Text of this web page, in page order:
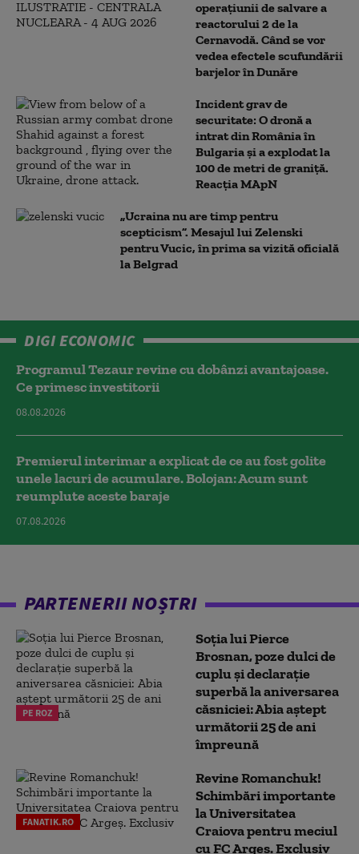
operațiunii de salvare a
reactorului 2 de la
Cernavodă. Când se vor
vedea efectele scufundării
barjelor în Dunăre
Incident grav de
securitate: O dronă a
intrat din România în
Bulgaria şi a explodat la
100 de metri de graniţă.
Reacția MApN
„Ucraina nu are timp pentru
scepticism”. Mesajul lui Zelenski
pentru Vucic, în prima sa vizită oficială
la Belgrad
DIGI ECONOMIC
Programul Tezaur revine cu dobânzi avantajoase.
Ce primesc investitorii
08.08.2026
Premierul interimar a explicat de ce au fost golite
unele lacuri de acumulare. Bolojan: Acum sunt
reumplute aceste baraje
07.08.2026
PARTENERII NOȘTRI
PE ROZ
Soția lui Pierce
Brosnan, poze dulci de
cuplu și declarație
superbă la aniversarea
căsniciei: Abia aștept
următorii 25 de ani
împreună
FANATIK.RO
Revine Romanchuk!
Schimbări importante
la Universitatea
Craiova pentru meciul
cu FC Argeş. Exclusiv